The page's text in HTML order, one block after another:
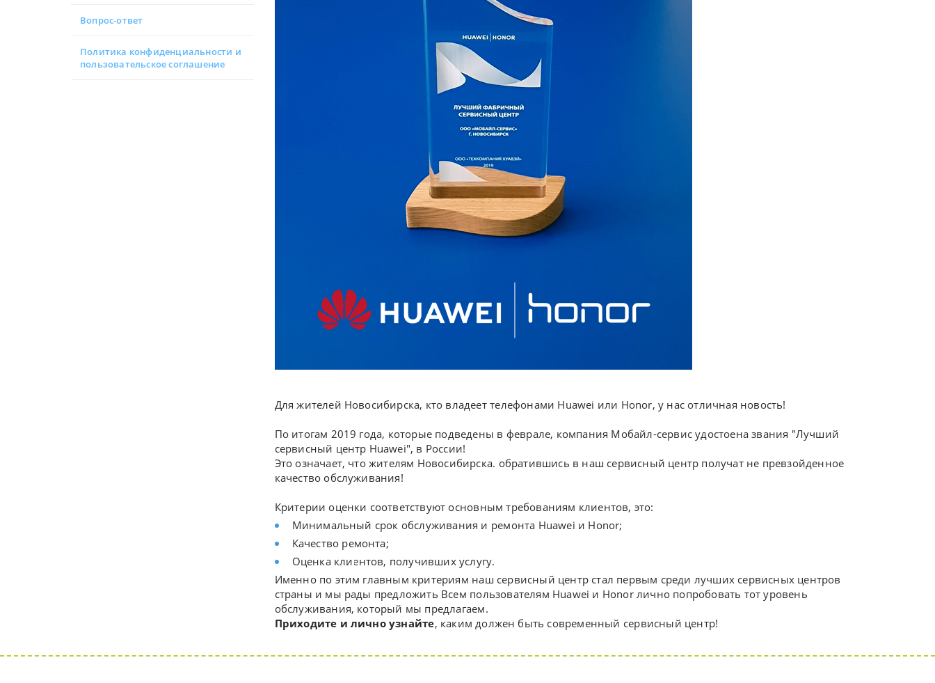
Вопрос-ответ
Политика конфиденциальности и
пользовательское соглашение
Для жителей Новосибирска, кто владеет телефонами Huawei или Honor, у нас отличная новость!
По итогам 2019 года, которые подведены в феврале, компания Мобайл-сервис удостоена звания "Лучший
сервисный центр Huawei", в России!
Это означает, что жителям Новосибирска. обратившись в наш сервисный центр получат не превзойденное
качество обслуживания!
Критерии оценки соответствуют основным требованиям клиентов, это:
Минимальный срок обслуживания и ремонта Huawei и Honor;
Качество ремонта;
Оценка клиентов, получивших услугу.
Именно по этим главным критериям наш сервисный центр стал первым среди лучших сервисных центров
страны и мы рады предложить Всем пользователям Huawei и Honor лично попробовать тот уровень
обслуживания, который мы предлагаем.
Приходите и лично узнайте, каким должен быть современный сервисный центр!